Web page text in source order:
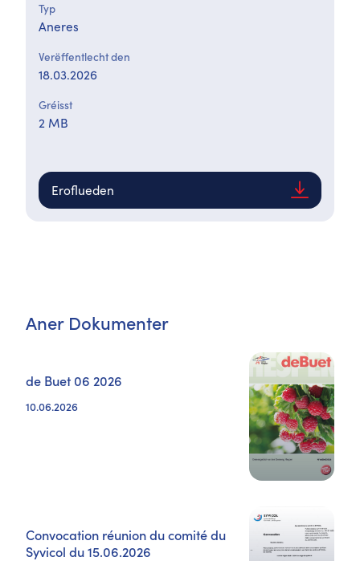
Typ
Aneres
Verëffentlecht den
18.03.2026
Gréisst
2 MB
Eroflueden
Aner Dokumenter
de Buet 06 2026
10.06.2026
Convocation réunion du comité du
Syvicol du 15.06.2026